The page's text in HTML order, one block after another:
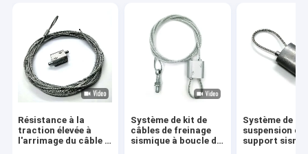
Résistance à la
traction élevée à
l'arrimage du câble à
Système de kit de
câbles de freinage
sismique à boucle de
Système de
suspension de
support